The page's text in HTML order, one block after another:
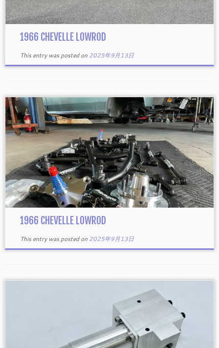
1966 CHEVELLE LOWROD
This entry was posted on 2025年9月13日
1966 CHEVELLE LOWROD
This entry was posted on 2025年9月13日